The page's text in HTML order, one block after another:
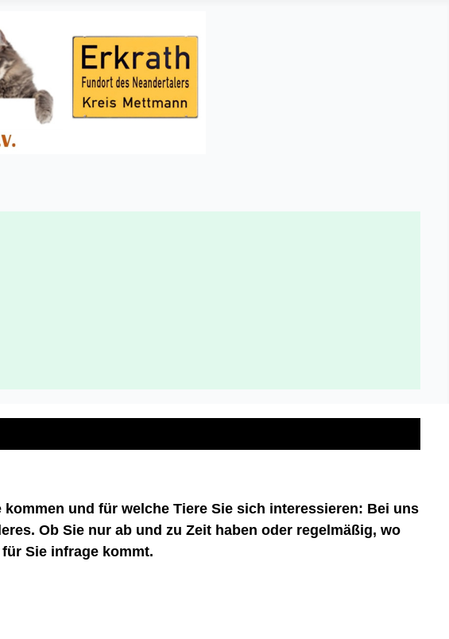
und für welche Tiere Sie sich interessieren: Bei uns
Ob Sie nur ab und zu Zeit haben oder regelmäßig, wo
Sie infrage kommt.